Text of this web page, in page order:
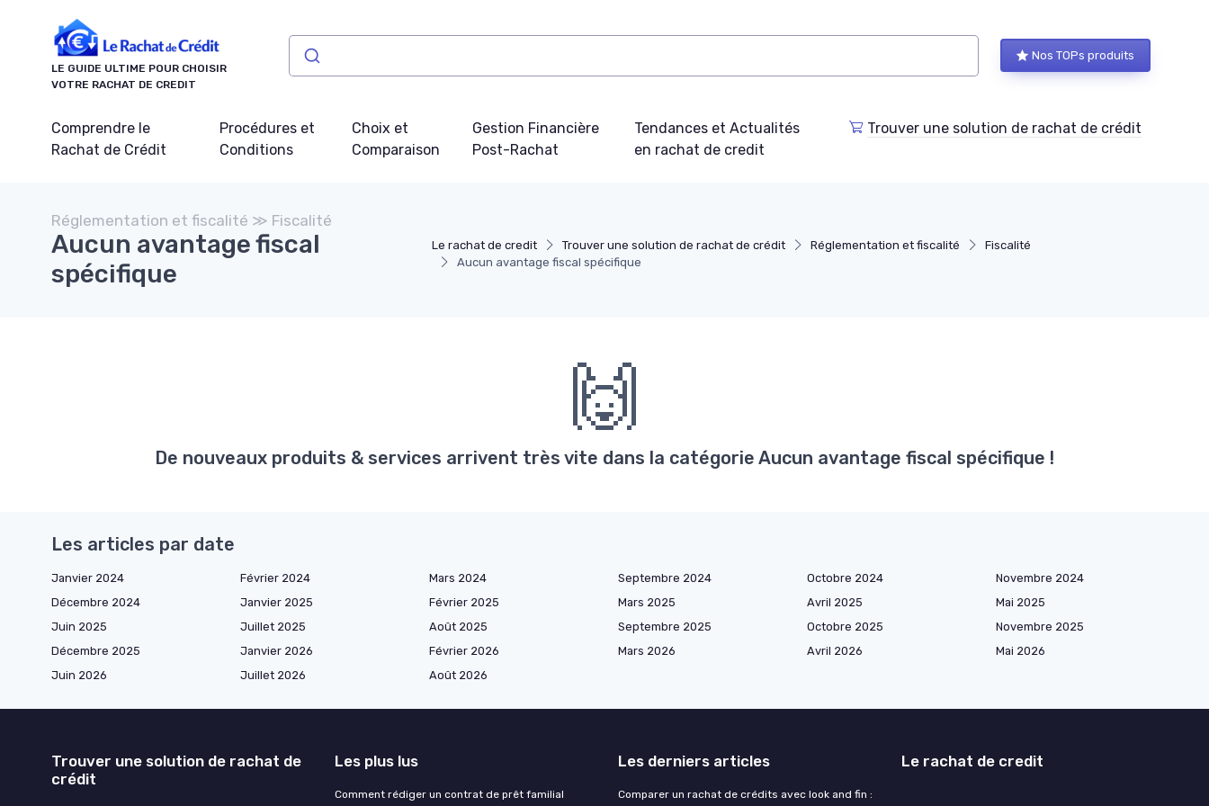
LE GUIDE ULTIME POUR CHOISIR
VOTRE RACHAT DE CREDIT
Nos TOPs produits
Comprendre le
Rachat de Crédit
Procédures et
Conditions
Choix et
Comparaison
Gestion Financière
Post-Rachat
Tendances et Actualités
en rachat de credit
Trouver une solution de rachat de crédit
Le rachat de credit Trouver une solution de rachat de crédit Réglementation et fiscalité
Fiscalité
Aucun avantage fiscal spécifique
Réglementation et fiscalité ≫ Fiscalité
Aucun avantage fiscal
spécifique
🙌
De nouveaux produits & services arrivent très vite dans la catégorie Aucun avantage fiscal spécifique !
Les articles par date
Janvier 2024 Février 2024 Mars 2024 Septembre 2024 Octobre 2024
Novembre 2024
Décembre 2024
Janvier 2025 Février 2025 Mars 2025 Avril 2025
Mai 2025
Juin 2025
Juillet 2025 Août 2025 Septembre 2025 Octobre 2025
Novembre 2025
Décembre 2025
Janvier 2026 Février 2026 Mars 2026 Avril 2026
Mai 2026
Juin 2026
Juillet 2026 Août 2026
Trouver une solution de rachat de
crédit
Les plus lus
Comment rédiger un contrat de prêt familial
Les derniers articles
Comparer un rachat de crédits avec look and fin :
Le rachat de credit